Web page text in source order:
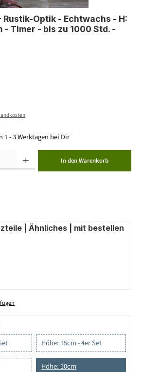
Rustik-Optik - Echtwachs - H:
- Timer - bis zu 1000 Std. -
- 3 Werktagen bei Dir
In den Warenkorb
| Ähnliches | mit bestellen
Höhe: 15cm - 4er Set
Höhe: 10cm